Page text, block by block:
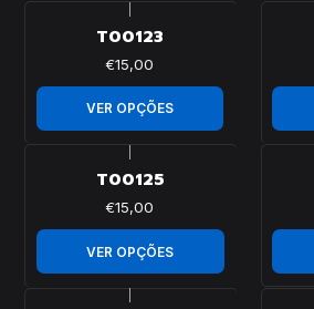
T00123
€15,00
VER OPÇÕES
T00125
€15,00
VER OPÇÕES